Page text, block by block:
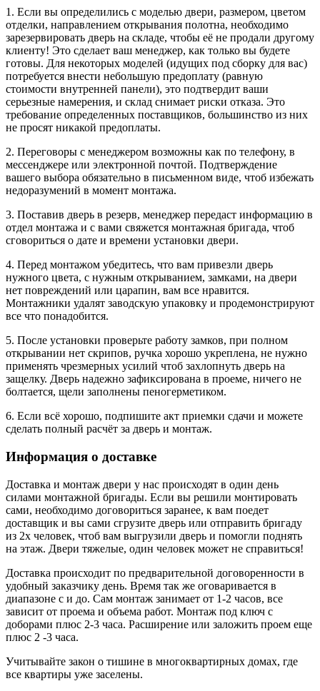
1. Если вы определились с моделью двери, размером, цветом
отделки, направлением открывания полотна, необходимо
зарезервировать дверь на складе, чтобы её не продали другому
клиенту! Это сделает ваш менеджер, как только вы будете
готовы. Для некоторых моделей (идущих под сборку для вас)
потребуется внести небольшую предоплату (равную
стоимости внутренней панели), это подтвердит ваши
серьезные намерения, и склад снимает риски отказа. Это
требование определенных поставщиков, большинство из них
не просят никакой предоплаты.
2. Переговоры с менеджером возможны как по телефону, в
мессенджере или электронной почтой. Подтверждение
вашего выбора обязательно в письменном виде, чтоб избежать
недоразумений в момент монтажа.
3. Поставив дверь в резерв, менеджер передаст информацию в
отдел монтажа и с вами свяжется монтажная бригада, чтоб
сговориться о дате и времени установки двери.
4. Перед монтажом убедитесь, что вам привезли дверь
нужного цвета, с нужным открыванием, замками, на двери
нет повреждений или царапин, вам все нравится.
Монтажники удалят заводскую упаковку и продемонстрируют
все что понадобится.
5. После установки проверьте работу замков, при полном
открывании нет скрипов, ручка хорошо укреплена, не нужно
применять чрезмерных усилий чтоб захлопнуть дверь на
защелку. Дверь надежно зафиксирована в проеме, ничего не
болтается, щели заполнены пеногерметиком.
6. Если всё хорошо, подпишите акт приемки сдачи и можете
сделать полный расчёт за дверь и монтаж.
Информация о доставке
Доставка и монтаж двери у нас происходят в один день
силами монтажной бригады. Если вы решили монтировать
сами, необходимо договориться заранее, к вам поедет
доставщик и вы сами сгрузите дверь или отправить бригаду
из 2х человек, чтоб вам выгрузили дверь и помогли поднять
на этаж. Двери тяжелые, один человек может не справиться!
Доставка происходит по предварительной договоренности в
удобный заказчику день. Время так же оговаривается в
диапазоне с и до. Сам монтаж занимает от 1-2 часов, все
зависит от проема и объема работ. Монтаж под ключ с
доборами плюс 2-3 часа. Расширение или заложить проем еще
плюс 2 -3 часа.
Учитывайте закон о тишине в многоквартирных домах, где
все квартиры уже заселены.